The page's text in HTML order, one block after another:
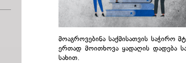
მოაგროვებინა საქმისათვის საჭირო
ერთად მოითხოვა ყადაღის დადება
სახით.